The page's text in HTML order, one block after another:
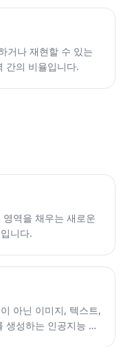
거나 재현할 수 있는
간의 비율입니다.
역을 채우는 새로운
니다.
아닌 이미지, 텍스트,
생성하는 인공지능 시